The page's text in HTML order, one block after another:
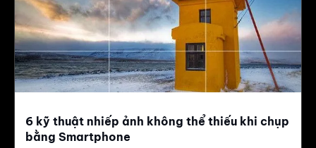
6 kỹ thuật nhiếp ảnh không thể thiếu khi chụp
bằng Smartphone